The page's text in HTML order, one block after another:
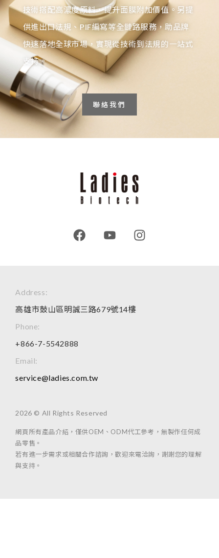
技術搭配高濃度原料，提升面膜附加價值。另提
供進出口法規、PIF編寫等全鏈路服務，助品牌
快速落地全球市場，實現從技術到法規的一站式
支持。
聯絡我們
Address:
高雄市鼓山區明誠三路679號14樓
Phone:
+866-7-5542888
Email:
service@ladies.com.tw
2026 © All Rights Reserved
網頁所有產品介紹，僅供OEM、ODM代工參考，無製作任何成
品零售。
若有進一步需求或相關合作諮詢，歡迎來電洽詢，謝謝您的理解
與支持。